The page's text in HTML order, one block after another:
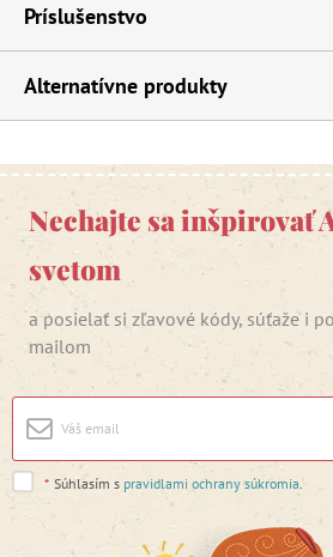
Príslušenstvo
Alternatívne produkty
Nechajte sa inšpirovať
svetom
a posielať si zľavové kódy, súťaže i
mailom
* Súhlasím s pravidlami ochrany súkromia